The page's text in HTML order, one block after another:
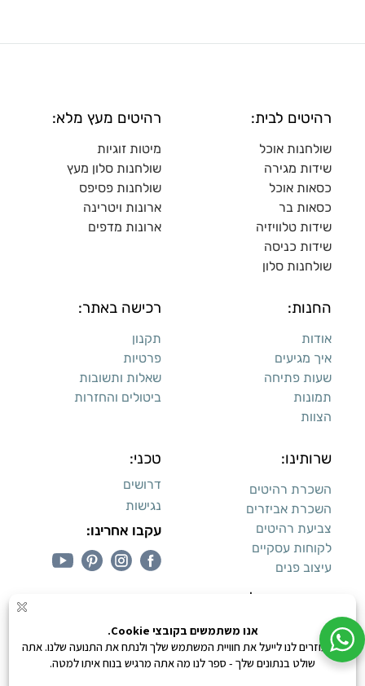
רהיטים לבית:
שולחנות אוכל
שידות מגירה
כסאות אוכל
כסאות בר
שידות טלוויזיה
שידות כניסה
שולחנות סלון
רהיטים מעץ מלא:
מיטות זוגיות
שולחנות סלון מעץ
שולחנות פסיפס
ארונות ויטרינה
ארונות מדפים
החנות:
אודות
איך מגיעים
שעות פתיחה
תמונות
הצוות
רכישה באתר:
תקנון
פרטיות
שאלות ותשובות
ביטולים והחזרות
שרותינו:
השכרת רהיטים
השכרת אביזרים
צביעת רהיטים
לקוחות עסקיים
עיצוב פנים
עיצוב דירות למכירה:
טכני:
דרושים
נגישות
עקבו אחרינו:
קנייה מאובטחת